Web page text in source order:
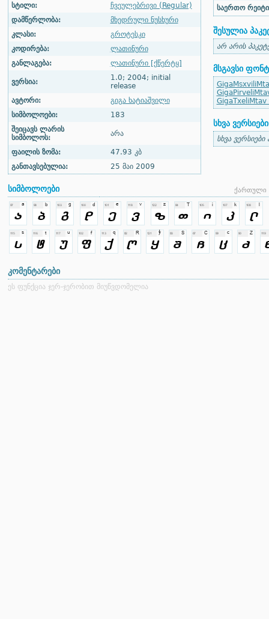
სტილი:
ჩვეულებრივი (Regular)
დამწერლობა:
მხედრული ნუსხური
კლასი:
გროტესკი
კოდირება:
ლათინური
განლაგება:
ლათინური [ქწერტყ]
ვერსია:
1.0; 2004; initial
release
ავტორი:
გიგა ხატიაშვილი
სიმბოლოები:
183
შეიცავს ლარის
სიმბოლოს:
არა
ფაილის ზომა:
47.93 კბ
განთავსებულია:
25 მაი 2009
საერთო
შესულია
არ არის
მსგავსი
GigaTxeliMtav
სხვა ვერსიები
სხვა
სიმბოლოები ქართული
კომენტარები
ეს ფუნქცია ჯერ-ჯერობით მიუწვდომელია